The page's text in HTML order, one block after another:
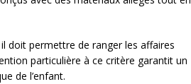
doit permettre de ranger les affaires
particulière à ce critère garantit un
de l’enfant.